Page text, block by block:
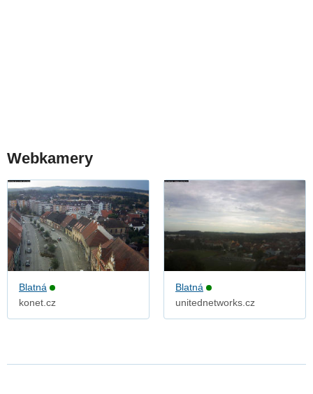
Webkamery
Blatná
konet.cz
Blatná
unitednetworks.cz